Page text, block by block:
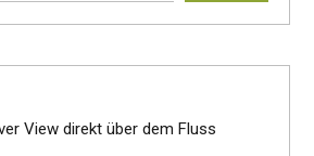
View direkt über dem Fluss